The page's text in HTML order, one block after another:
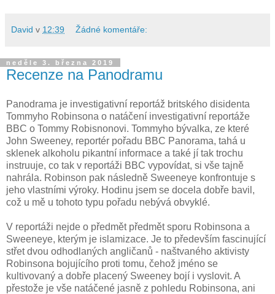
David v 12:39 Žádné komentáře:
neděle 3. března 2019
Recenze na Panodramu
Panodrama je investigativní reportáž britského disidenta
Tommyho Robinsona o natáčení investigativní reportáže
BBC o Tommy Robisnonovi. Tommyho bývalka, ze které
John Sweeney, reportér pořadu BBC Panorama, tahá u
sklenek alkoholu pikantní informace a také jí tak trochu
instruuje, co tak v reportáži BBC vypovídat, si vše tajně
nahrála. Robinson pak následně Sweeneye konfrontuje s
jeho vlastními výroky. Hodinu jsem se docela dobře bavil,
což u mě u tohoto typu pořadu nebývá obvyklé.
V reportáži nejde o předmět předmět sporu Robinsona a
Sweeneye, kterým je islamizace. Je to především fascinující
střet dvou odhodlaných angličanů - naštvaného aktivisty
Robinsona bojujícího proti tomu, čehož jméno se
kultivovaný a dobře placený Sweeney bojí i vyslovit. A
přestože je vše natáčené jasně z pohledu Robinsona, ani